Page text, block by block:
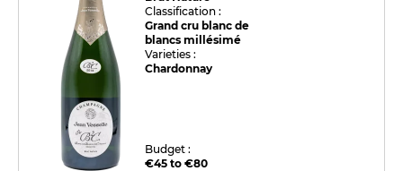
Classification :
Grand cru blanc de
blancs millésimé
Varieties :
Chardonnay
Budget :
€45 to €80